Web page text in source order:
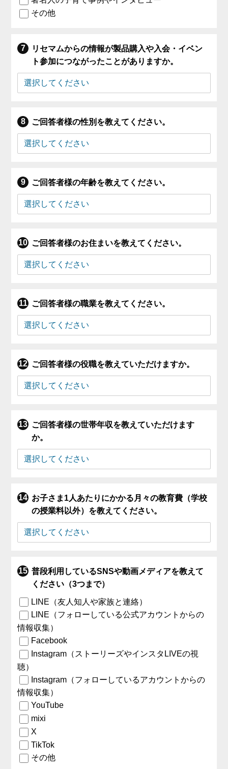
その他
リセマムからの情報が製品購入や入会・イベン
ト参加につながったことがありますか。
ご回答者様の性別を教えてください。
ご回答者様の年齢を教えてください。
ご回答者様のお住まいを教えてください。
ご回答者様の職業を教えてください。
ご回答者様の役職を教えていただけますか。
ご回答者様の世帯年収を教えていただけます
か。
お子さま1人あたりにかかる月々の教育費（学校
の授業料以外）を教えてください。
普段利用しているSNSや動画メディアを教えて
ください（3つまで）
LINE（友人知人や家族と連絡）
LINE（フォローしている公式アカウントからの
情報収集）
Facebook
Instagram（ストーリーズやインスタLIVEの視
聴）
Instagram（フォローしているアカウントからの
情報収集）
YouTube
mixi
X
TikTok
その他